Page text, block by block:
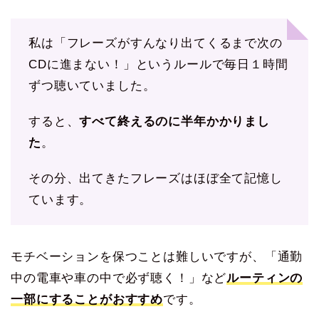
私は「フレーズがすんなり出てくるまで次の
CDに進まない！」というルールで毎日１時間
ずつ聴いていました。
すると、すべて終えるのに半年かかりまし
た。
その分、出てきたフレーズはほぼ全て記憶し
ています。
モチベーションを保つことは難しいですが、「通勤
中の電車や車の中で必ず聴く！」などルーティンの
一部にすることがおすすめです。